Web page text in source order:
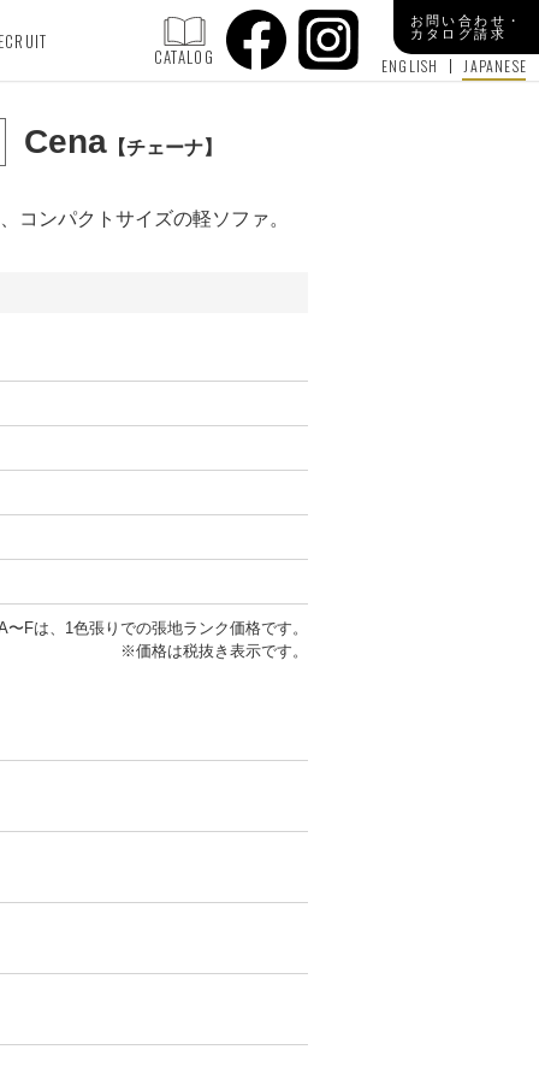
CATALOG ENGLISH JAPANESE
お問い合わせ・
カタログ請求
Cena チェーナ
コンパクトサイズの軽ソファ。
Fは、1色張りでの張地ランク価格です。
※価格は税抜き表示です。